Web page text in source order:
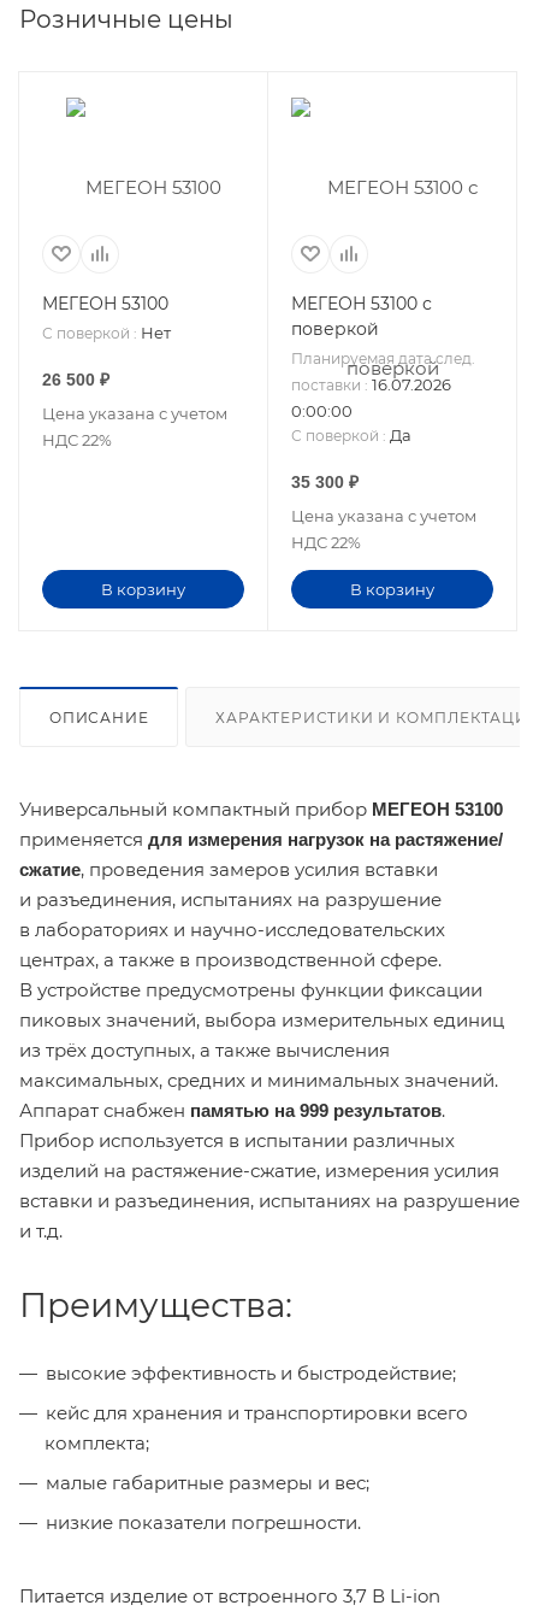
Розничные цены
МЕГЕОН 53100
С поверкой : Нет
26 500 ₽
Цена указана с учетом
НДС 22%
В корзину
МЕГЕОН 53100 с
поверкой
Планируемая дата след.
поставки : 16.07.2026
0:00:00
С поверкой : Да
35 300 ₽
Цена указана с учетом
НДС 22%
В корзину
ОПИСАНИЕ ХАРАКТЕРИСТИКИ И КОМПЛЕКТАЦИЯ
Универсальный компактный прибор МЕГЕОН 53100
применяется для измерения нагрузок на растяжение/
сжатие, проведения замеров усилия вставки
и разъединения, испытаниях на разрушение
в лабораториях и научно-исследовательских
центрах, а также в производственной сфере.
В устройстве предусмотрены функции фиксации
пиковых значений, выбора измерительных единиц
из трёх доступных, а также вычисления
максимальных, средних и минимальных значений.
Аппарат снабжен памятью на 999 результатов.
Прибор используется в испытании различных
изделий на растяжение-сжатие, измерения усилия
вставки и разъединения, испытаниях на разрушение
и т.д.
Преимущества:
высокие эффективность и быстродействие;
кейс для хранения и транспортировки всего
комплекта;
малые габаритные размеры и вес;
низкие показатели погрешности.
Питается изделие от встроенного 3,7 В Li-ion